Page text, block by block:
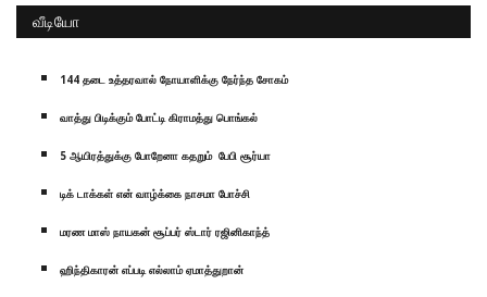
வீடியோ
144 தடை உத்தரவால் நோயாளிக்கு நேர்ந்த சோகம்
வாத்து பிடிக்கும் போட்டி கிராமத்து பொங்கல்
5 ஆயிரத்துக்கு போறேனா கதறும் பேபி சூர்யா
டிக் டாக்கள் என் வாழ்க்கை நாசமா போச்சி
மரண மாஸ் நாயகன் சூப்பர் ஸ்டார் ரஜினிகாந்த்
ஹிந்திகாரன் எப்படி எல்லாம் ஏமாத்துறான்